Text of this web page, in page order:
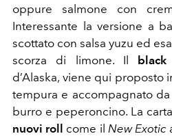
oppure salmone con
Interessante la versione a
scottato con salsa yuzu ed
scorza di limone. Il
d’Alaska, viene qui proposto
tempura e accompagnato
burro e peperoncino. La
nuovi roll come il New Exotic